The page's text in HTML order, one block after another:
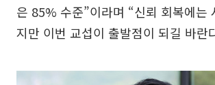
은 85% 수준”이라며 “신뢰 회복에는
지만 이번 교섭이 출발점이 되길 바란